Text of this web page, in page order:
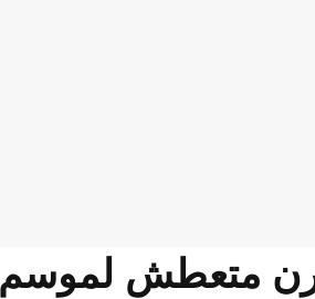
متعطش لموسم 2026